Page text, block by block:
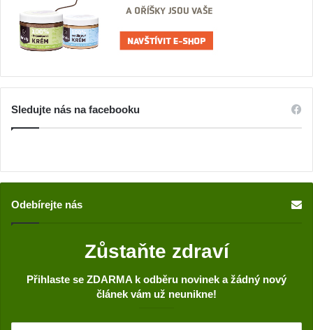
Sledujte nás na facebooku
Odebírejte nás
Zůstaňte zdraví
Přihlaste se ZDARMA k odběru novinek a žádný nový
článek vám už neunikne!